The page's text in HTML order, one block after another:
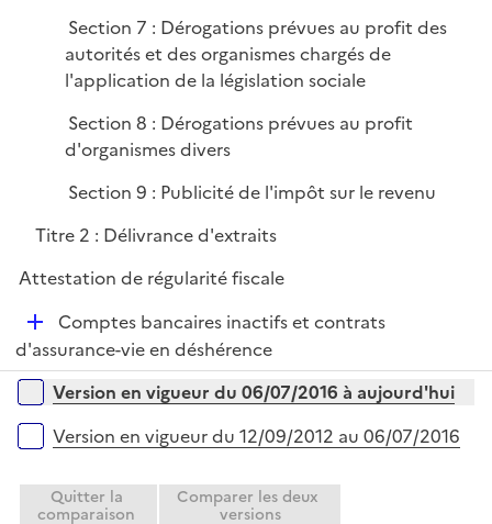
Section 7 : Dérogations prévues au profit des
autorités et des organismes chargés de
l'application de la législation sociale
Section 8 : Dérogations prévues au profit
d'organismes divers
Section 9 : Publicité de l'impôt sur le revenu
Titre 2 : Délivrance d'extraits
Attestation de régularité fiscale
D
é
p
e
r
Comptes bancaires inactifs et contrats
d'assurance-vie en déshérence
Versions sur la période
Version en vigueur du 06/07/2016 à aujourd'hui
Version en vigueur du 12/09/2012 au 06/07/2016
Quitter la
comparaison
Comparer les deux
versions